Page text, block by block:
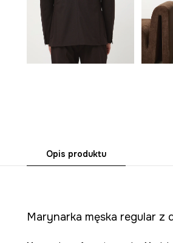
Opis produktu
Marynarka męska regular z